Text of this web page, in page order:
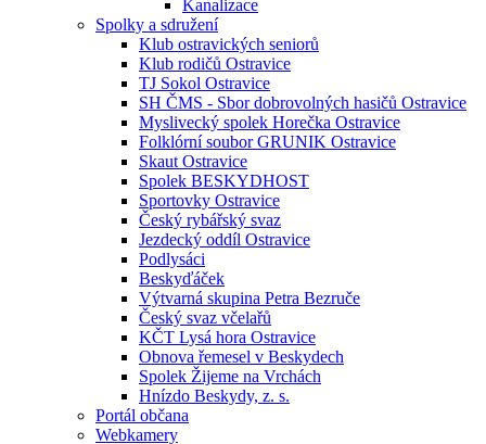
Kanalizace
Spolky a sdružení
Klub ostravických seniorů
Klub rodičů Ostravice
TJ Sokol Ostravice
SH ČMS - Sbor dobrovolných hasičů Ostravice
Myslivecký spolek Horečka Ostravice
Folklórní soubor GRUNIK Ostravice
Skaut Ostravice
Spolek BESKYDHOST
Sportovky Ostravice
Český rybářský svaz
Jezdecký oddíl Ostravice
Podlysáci
Beskyďáček
Výtvarná skupina Petra Bezruče
Český svaz včelařů
KČT Lysá hora Ostravice
Obnova řemesel v Beskydech
Spolek Žijeme na Vrchách
Hnízdo Beskydy, z. s.
Portál občana
Webkamery